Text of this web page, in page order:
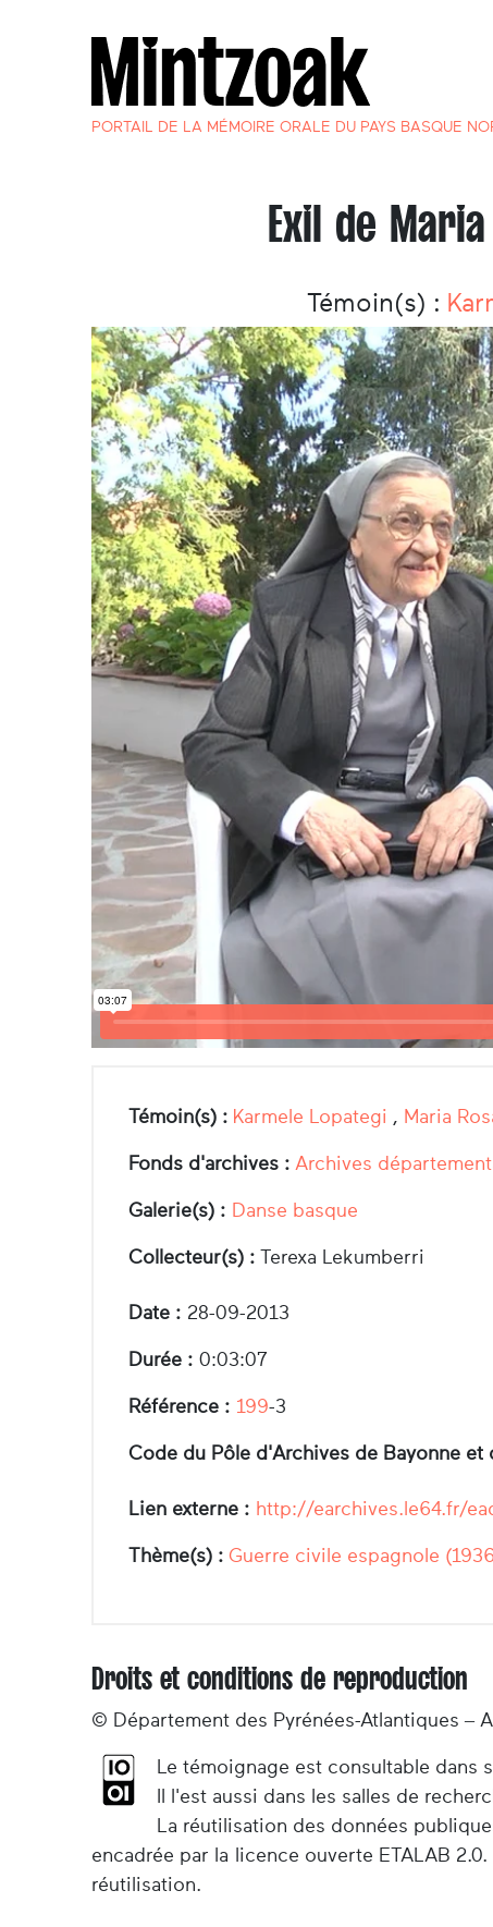
PORTAIL DE LA MÉMOIRE ORALE DU PAYS BASQUE
Exil de
Témoin(s) :
Témoin(s) : Karmele Lopategi , Maria
Fonds d'archives : Archives
Galerie(s) : Danse basque
Collecteur(s) : Terexa Lekumberri
Date : 28-09-2013
Durée : 0:03:07
Référence : 199-3
Code du Pôle d'Archives de Bayonne et
Lien externe : http://earchives.le64.fr/
Thème(s) : Guerre civile espagnole
Droits et conditions de reproduction
© Département des Pyrénées-Atlantiques –
Le témoignage est consultable dans
Il l'est aussi dans les salles de
La réutilisation des données
encadrée par la licence ouverte ETALAB
réutilisation.